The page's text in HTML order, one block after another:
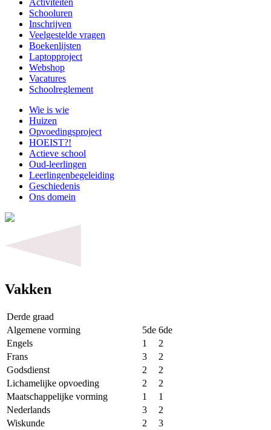
Activiteiten
Schooluren
Inschrijven
Veelgestelde vragen
Boekenlijsten
Laptopproject
Webshop
Vacatures
Schoolreglement
Wie is wie
Huizen
Opvoedingsproject
HOEIST?!
Actieve school
Oud-leerlingen
Leerlingenbegeleiding
Geschiedenis
Ons domein
Vakken
Derde graad
Algemene vorming
5de 6de
Engels
1
2
Frans
3
2
Godsdienst
2
2
Lichamelijke opvoeding
2
2
Maatschappelijke vorming
1
1
Nederlands
3
2
Wiskunde
2
3